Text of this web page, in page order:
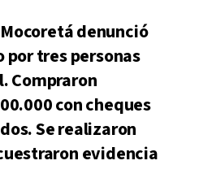
denunció
por tres personas
Compraron
con cheques
Se realizaron
evidencia